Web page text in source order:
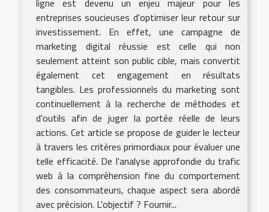
entreprises soucieuses d'optimiser leur retour sur
investissement. En effet, une campagne de
marketing digital réussie est celle qui non
seulement atteint son public cible, mais convertit
également cet engagement en résultats
tangibles. Les professionnels du marketing sont
continuellement à la recherche de méthodes et
d'outils afin de juger la portée réelle de leurs
actions. Cet article se propose de guider le lecteur
à travers les critères primordiaux pour évaluer une
telle efficacité. De l'analyse approfondie du trafic
web à la compréhension fine du comportement
des consommateurs, chaque aspect sera abordé
avec précision. L'objectif ? Fournir...